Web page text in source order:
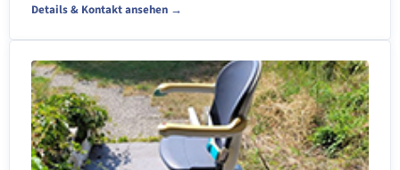
Details & Kontakt ansehen →